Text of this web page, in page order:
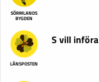
SÖRMLANDS
BYGDEN
LÄNSPOSTEN
S vill